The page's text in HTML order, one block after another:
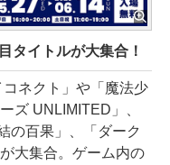
タイトルが大集合！
ネクト」や「魔法少
ズ UNLIMITED」、
の百果」、「ダーク
大集合。ゲーム内の